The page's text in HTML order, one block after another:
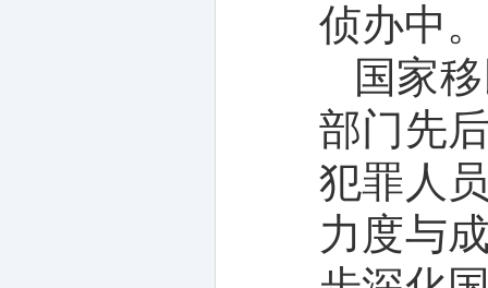
侦办中。
国家
部门先
犯罪人
力度与